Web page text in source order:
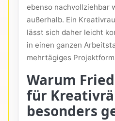
ebenso nachvollziehbar
außerhalb. Ein
lässt sich daher leicht
in einen ganzen
mehrtägiges
Warum
für
besonders